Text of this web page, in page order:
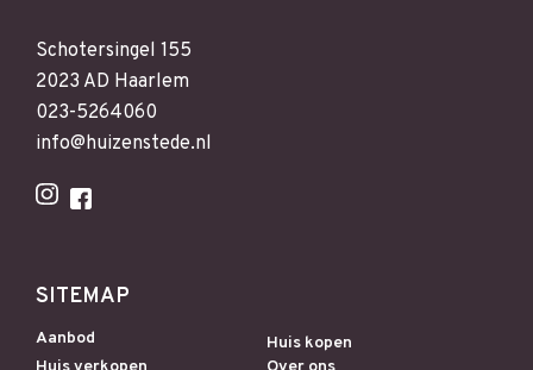
Schotersingel 155
2023 AD Haarlem
023-5264060
info@huizenstede.nl
SITEMAP
Aanbod
Huis kopen